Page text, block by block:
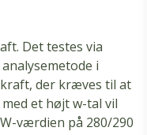
Det testes via
i
der kræves til at
et højt w-tal vil
værdien på 280/290